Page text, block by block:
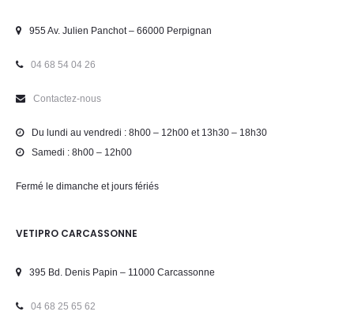
955 Av. Julien Panchot – 66000 Perpignan
04 68 54 04 26
Contactez-nous
Du lundi au vendredi : 8h00 – 12h00 et 13h30 – 18h30
Samedi : 8h00 – 12h00
Fermé le dimanche et jours fériés
VETIPRO CARCASSONNE
395 Bd. Denis Papin – 11000 Carcassonne
04 68 25 65 62